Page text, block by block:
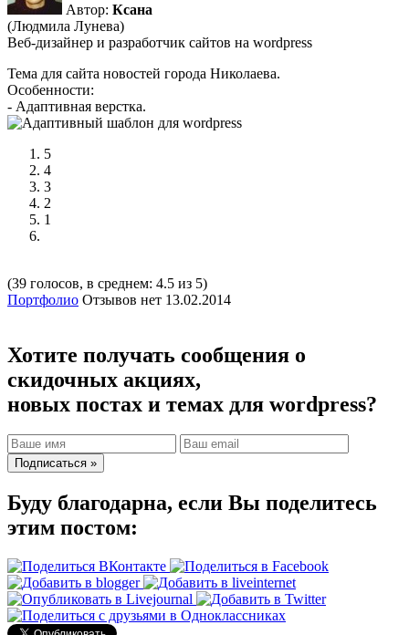
Автор: Ксана
(Людмила Лунева)
Веб-дизайнер и разработчик сайтов на wordpress
Тема для сайта новостей города Николаева.
Особенности:
- Адаптивная верстка.
5
4
3
2
1
(39 голосов, в среднем: 4.5 из 5)
Портфолио Отзывов нет 13.02.2014
Хотите получать сообщения о
скидочных акциях,
новых постах и темах для wordpress?
Буду благодарна, если Вы поделитесь
этим постом: